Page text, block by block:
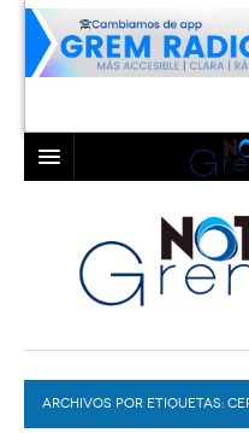
LAGUNA
TORREÓN
GÓMEZ PALACIO
LERDO
COAHUILA
DURANGO
DEPORTES
ARCHIVOS POR ETIQUETAS: